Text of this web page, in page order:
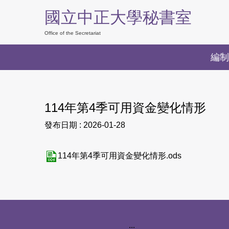
要
容
國立中正大學秘書室
Office of the Secretariat
編制
114年第4季可用資金變化情形
發布日期 : 2026-01-28
114年第4季可用資金變化情形.ods